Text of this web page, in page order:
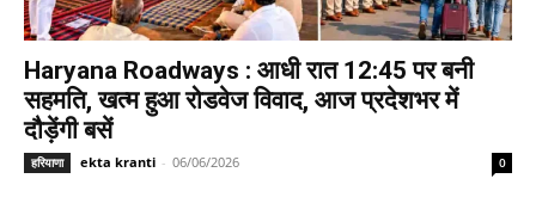
Haryana Roadways : आधी रात 12:45 पर बनी
सहमति, खत्म हुआ रोडवेज विवाद, आज प्रदेशभर में
दौड़ेंगी बसें
हरियाणा ekta kranti - 06/06/2026 0